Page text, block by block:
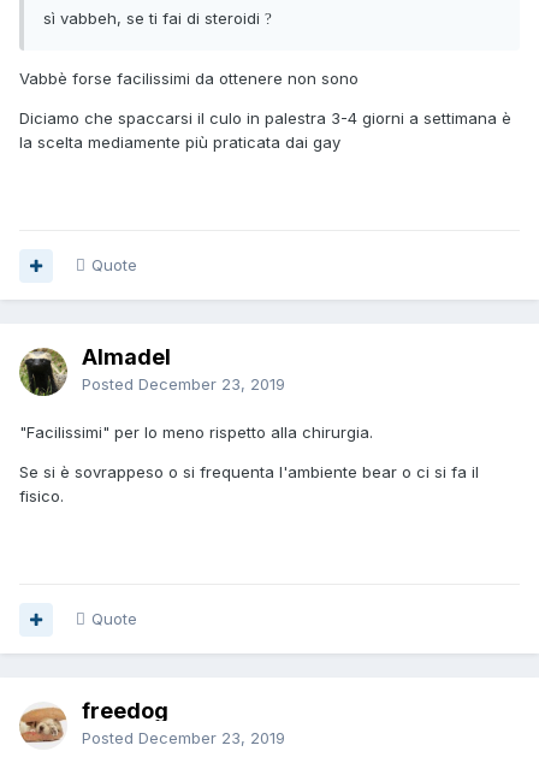
sì vabbeh, se ti fai di steroidi ?
Vabbè forse facilissimi da ottenere non sono
Diciamo che spaccarsi il culo in palestra 3-4 giorni a settimana è
la scelta mediamente più praticata dai gay
Quote
Almadel
Posted December 23, 2019
"Facilissimi" per lo meno rispetto alla chirurgia.
Se si è sovrappeso o si frequenta l'ambiente bear o ci si fa il
fisico.
Quote
freedog
Posted December 23, 2019